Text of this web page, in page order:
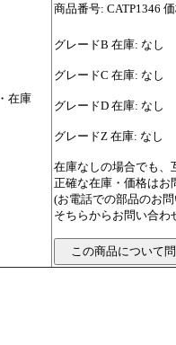
在庫
商品番号: CATP1346
グレードB 在庫: なし
グレードC 在庫: なし
グレードD 在庫: なし
グレードZ 在庫: なし
在庫なしの場合でも、
正確な在庫・価格はお
(お電話での部品のお
そちらからお問い合わ